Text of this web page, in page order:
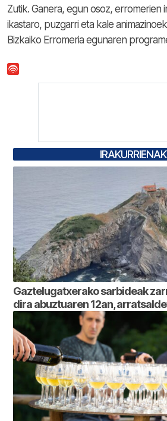
Zutik. Ganera, egun osoz, erromerien
ikastaro, puzgarri eta kale
Bizkaiko Erromeria egunaren
IRAKURRIENAK
Gaztelugatxerako sarbideak
dira abuztuaren 12an,